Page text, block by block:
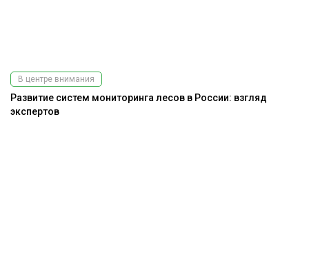
В центре внимания
Развитие систем мониторинга лесов в России: взгляд
экспертов